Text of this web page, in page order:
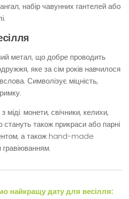
набір чавунних гантелей або
метал, що добре проводить
яке за сім років навчилося
Символізує міцність,
міді: монети, свічники, келихи,
також прикраси або парні
а також hand-made
найкращу дату для весілля: